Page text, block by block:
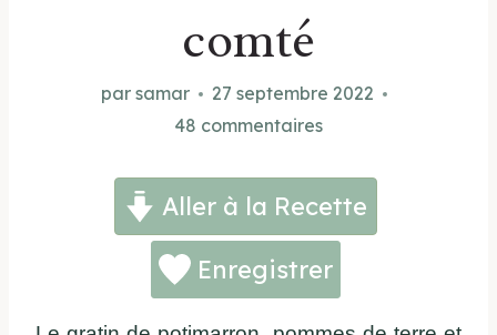
comté
par samar
27 septembre 2022
48 commentaires
Aller à la Recette
Enregistrer